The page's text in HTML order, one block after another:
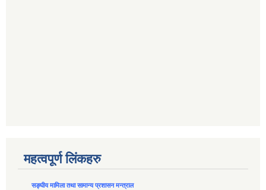
महत्वपूर्ण लिंकहरु
सङ्घीय मामिला तथा सामान्य प्रशासन मन्त्राल